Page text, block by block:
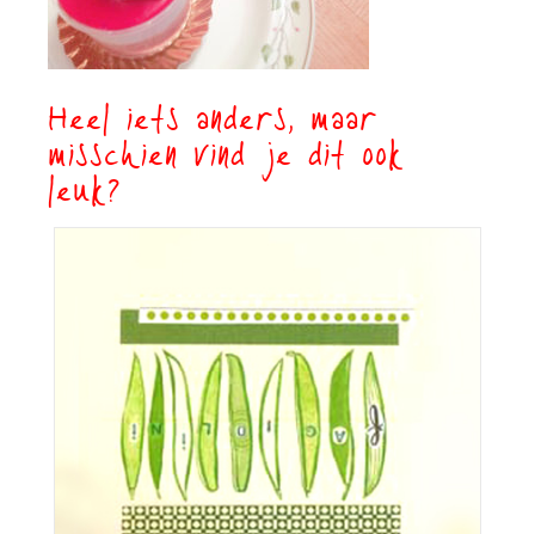
Heel iets anders, maar
misschien vind je dit ook
leuk?